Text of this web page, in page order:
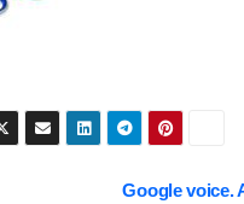
Google voice.